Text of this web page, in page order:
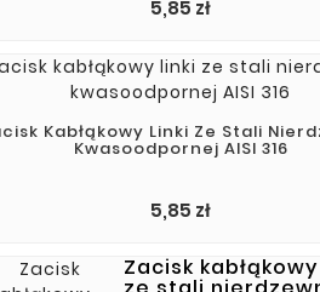
5,85 zł
Kabłąkowy Linki Ze Stali
Kwasoodpornej AISI 316
5,85 złCena
Zacisk